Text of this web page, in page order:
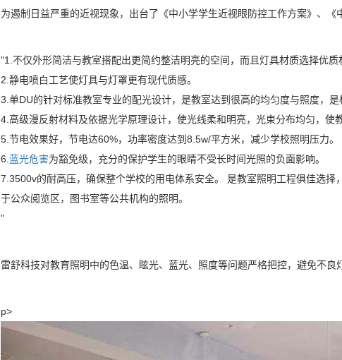
为遏制日益严重的近视现象，出台了《中小学学生近视眼防控工作方案》、《
"1.不仅外形简洁与教室搭配出更简约整洁明亮的空间，而且灯具材质选择优质
2.静电喷白工艺使灯具与灯罩更有现代质感。
3.单DU的针对标准教室专业的配光设计，是教室达到很高的均匀度与照度，是
4.高级漫反射材料及依据光学原理设计，使光线柔和明亮，光束分布均匀，使
5.节电效果好，节电达60%，功率密度达到8.5w/平方米，减少学校照明压力。
6. 蓝光危害为豁免级，充分的保护学生的眼睛不受长时间光照的负面影响。
7.3500v的耐高压，确保整个学校的用电体系安全。 是教室照明工程俱佳选
于公众阅览区，图书室等公共机构的照明。
"
雷舒科技对教育照明中的色温、眩光、蓝光、照度等问题严格把控，避免不
p>